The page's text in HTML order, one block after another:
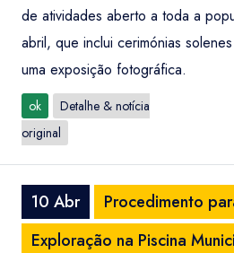
de atividades aberto a toda a
abril, que inclui cerimónias
uma exposição fotográfica.
ok
Detalhe & notícia
original
10 Abr
Procedimento
Exploração na Piscina